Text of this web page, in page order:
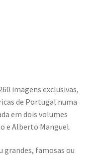
Raízes
imagens exclusivas,
de Portugal numa
em dois volumes
e Alberto Manguel.
grandes, famosas ou